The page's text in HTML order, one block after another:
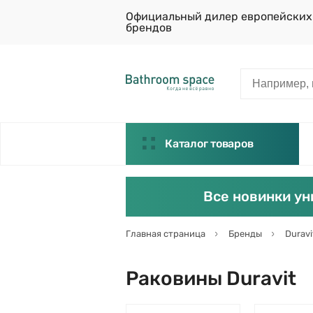
Официальный дилер европейских
брендов
Каталог товаров
Все новинки
Главная страница Бренды
Раковины Duravit